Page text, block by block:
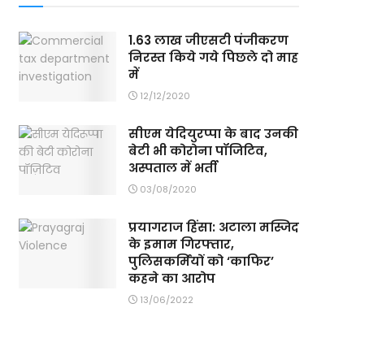
1.63 लाख जीएसटी पंजीकरण
निरस्त किये गये पिछले दो माह
में
12/12/2020
सीएम येदियुरप्पा के बाद उनकी
बेटी भी कोरोना पॉजिटिव,
अस्पताल में भर्ती
03/08/2020
प्रयागराज हिंसा: अटाला मस्जिद
के इमाम गिरफ्तार,
पुलिसकर्मियों को ‘काफिर’
कहने का आरोप
13/06/2022